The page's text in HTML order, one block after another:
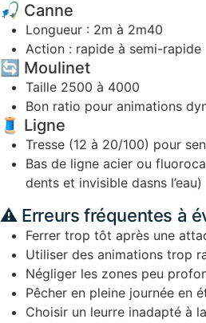
🎣 Canne
Longueur : 2m à 2m40
Action : rapide à semi-rapide
🔄 Moulinet
Taille 2500 à 4000
Bon ratio pour animations
🧵 Ligne
Tresse (12 à 20/100) pour
Bas de ligne acier ou
dents et invisible dasns l’eau)
⚠️ Erreurs fréquentes à
Ferrer trop tôt après une
Utiliser des animations trop
Négliger les zones peu
Pêcher en pleine journée en
Choisir un leurre inadapté à